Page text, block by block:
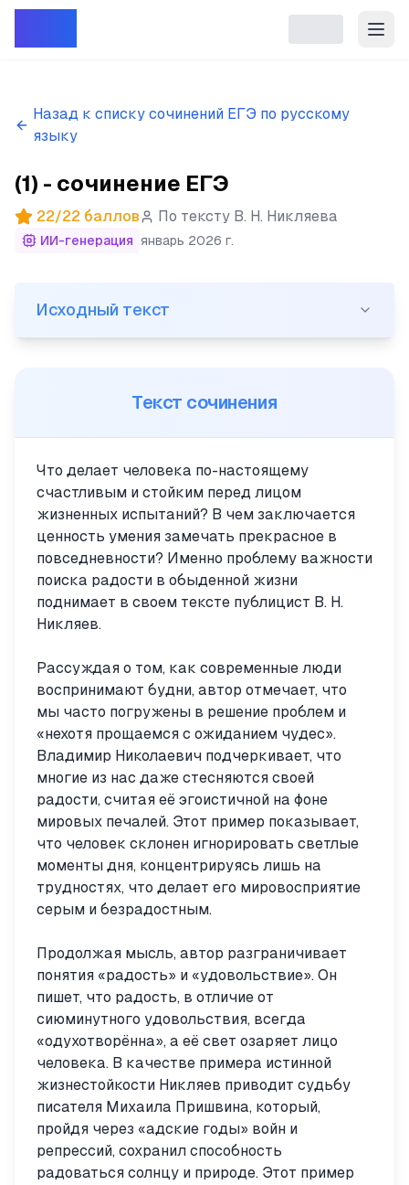
Назад к списку сочинений ЕГЭ по русскому
языку
(1) - сочинение ЕГЭ
22/22 баллов По тексту В. Н. Никляева
ИИ-генерация январь 2026 г.
(1)...На вечерних улицах светятся огни, мерцают
Исходный текст
Текст сочинения
Что делает человека по-настоящему
счастливым и стойким перед лицом
жизненных испытаний? В чем заключается
ценность умения замечать прекрасное в
повседневности? Именно проблему важности
поиска радости в обыденной жизни
поднимает в своем тексте публицист В. Н.
Никляев.
Рассуждая о том, как современные люди
воспринимают будни, автор отмечает, что
мы часто погружены в решение проблем и
«нехотя прощаемся с ожиданием чудес».
Владимир Николаевич подчеркивает, что
многие из нас даже стесняются своей
радости, считая её эгоистичной на фоне
мировых печалей. Этот пример показывает,
что человек склонен игнорировать светлые
моменты дня, концентрируясь лишь на
трудностях, что делает его мировосприятие
серым и безрадостным.
Продолжая мысль, автор разграничивает
понятия «радость» и «удовольствие». Он
пишет, что радость, в отличие от
сиюминутного удовольствия, всегда
«одухотворённа», а её свет озаряет лицо
человека. В качестве примера истинной
жизнестойкости Никляев приводит судьбу
писателя Михаила Пришвина, который,
пройдя через «адские годы» войн и
репрессий, сохранил способность
радоваться солнцу и природе. Этот пример